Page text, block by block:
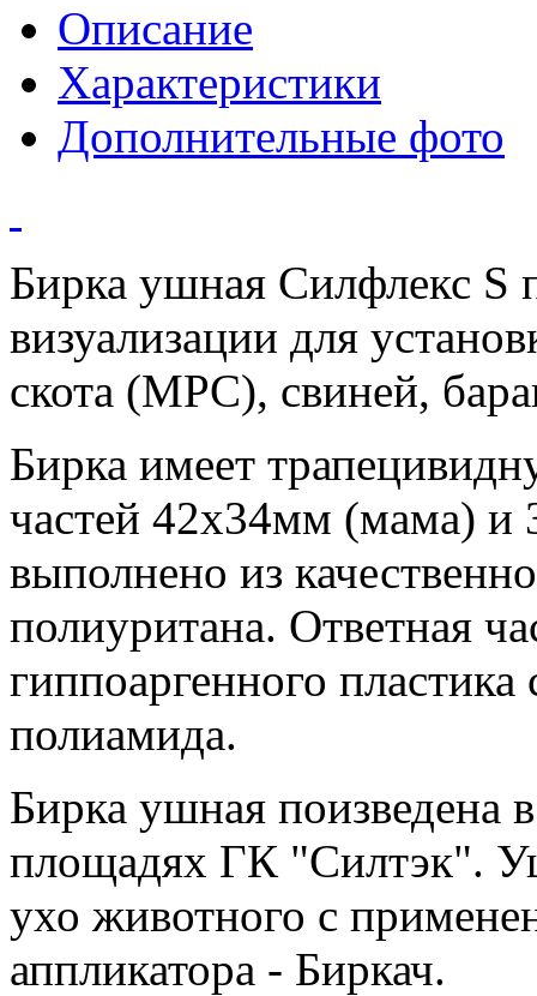
Описание
Характеристики
Дополнительные фото
Бирка ушная Силфлекс S
визуализации для
скота (МРС), свиней,
Бирка имеет
частей 42х34мм (мама) и
выполнено из
полиуритана. Ответная
гиппоаргенного
полиамида.
Бирка ушная поизведена
площадях ГК "Силтэк".
ухо животного с
аппликатора - Биркач.